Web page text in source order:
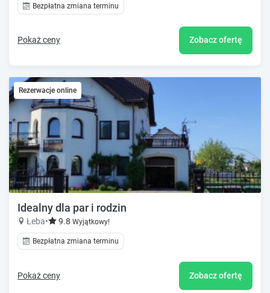
Bezpłatna zmiana terminu
Pokaż ceny Zobacz ofertę
Rezerwacje online
Idealny dla par i rodzin
Łeba• 9.8 Wyjątkowy!
Bezpłatna zmiana terminu
Pokaż ceny Zobacz ofertę